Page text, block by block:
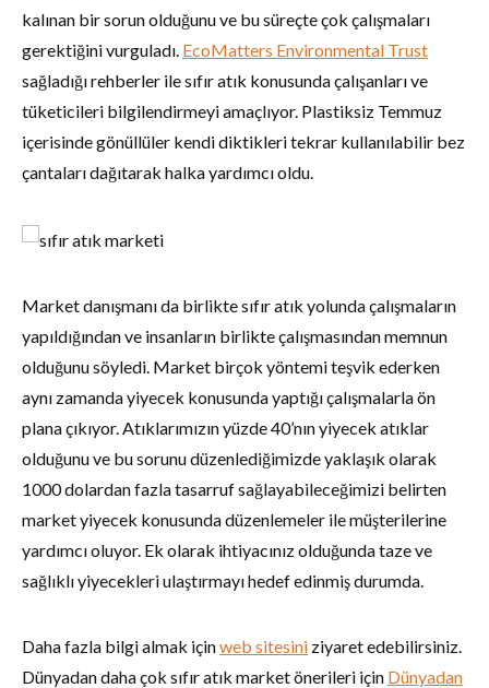
kalınan bir sorun olduğunu ve bu süreçte çok çalışmaları
gerektiğini vurguladı. EcoMatters Environmental Trust
sağladığı rehberler ile sıfır atık konusunda çalışanları ve
tüketicileri bilgilendirmeyi amaçlıyor. Plastiksiz Temmuz
içerisinde gönüllüler kendi diktikleri tekrar kullanılabilir bez
çantaları dağıtarak halka yardımcı oldu.
Market danışmanı da birlikte sıfır atık yolunda çalışmaların
yapıldığından ve insanların birlikte çalışmasından memnun
olduğunu söyledi. Market birçok yöntemi teşvik ederken
aynı zamanda yiyecek konusunda yaptığı çalışmalarla ön
plana çıkıyor. Atıklarımızın yüzde 40’nın yiyecek atıklar
olduğunu ve bu sorunu düzenlediğimizde yaklaşık olarak
1000 dolardan fazla tasarruf sağlayabileceğimizi belirten
market yiyecek konusunda düzenlemeler ile müşterilerine
yardımcı oluyor. Ek olarak ihtiyacınız olduğunda taze ve
sağlıklı yiyecekleri ulaştırmayı hedef edinmiş durumda.
Daha fazla bilgi almak içinweb sitesini ziyaret edebilirsiniz.
Dünyadan daha çok sıfır atık market önerileri için Dünyadan